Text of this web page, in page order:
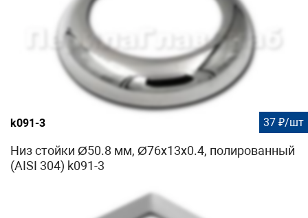
k091-3 37 ₽/шт
Низ стойки Ø50.8 мм, Ø76х13х0.4, полированный
(AISI 304) k091-3